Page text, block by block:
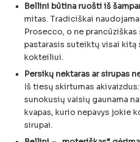
Bellini būtina ruošti iš
mitas. Tradiciškai
Prosecco, o ne prancūziškas
pastarasis suteiktų visai kitą
kokteiliui.
Persikų nektaras ar sirupas
Iš tiesų skirtumas
sunokusių vaisių gaunama
kvapas, kurio nepavys jokie
sirupai.